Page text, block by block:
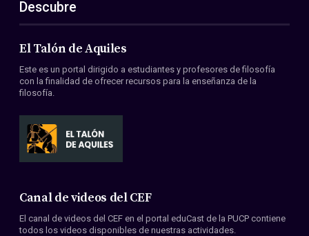
ES
EN
Acerca de nosotros
Miembros
Convenios
Descubre
El Talón de Aquiles
Este es un portal dirigido a estudiantes y profesores de filosofía
con la finalidad de ofrecer recursos para la enseñanza de la
filosofía.
Canal de videos del CEF
El canal de videos del CEF en el portal eduCast de la PUCP contiene
todos los videos disponibles de nuestras actividades.